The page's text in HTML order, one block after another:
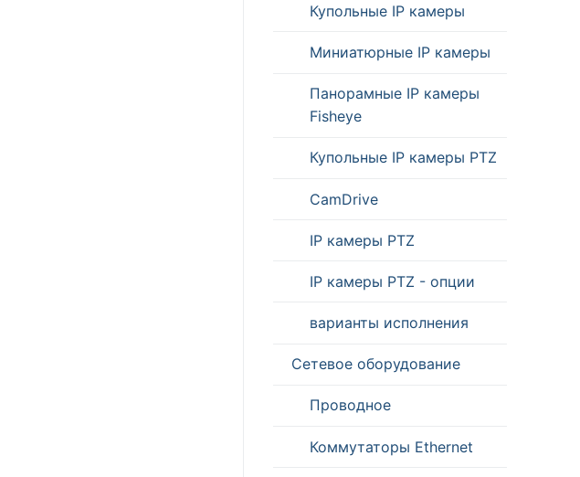
Купольные IP камеры
Миниатюрные IP камеры
Панорамные IP камеры
Fisheye
Купольные IP камеры PTZ
CamDrive
IP камеры PTZ
IP камеры PTZ - опции
варианты исполнения
Сетевое оборудование
Проводное
Коммутаторы Ethernet